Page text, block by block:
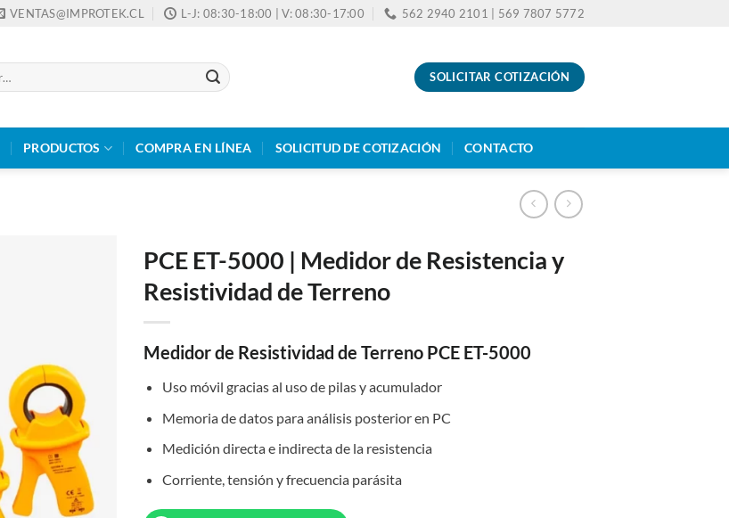
VENTAS@IMPROTEK.CL L-J: 08:30-18:00 | V: 08:30-17:00 562 2940 2101 | 569 7807 5772
SOLICITAR COTIZACIÓN
PRODUCTOS COMPRA EN LÍNEA SOLICITUD DE COTIZACIÓN CONTACTO
PCE ET-5000 | Medidor de Resistencia y
Resistividad de Terreno
Medidor de Resistividad de Terreno PCE ET-5000
Uso móvil gracias al uso de pilas y acumulador
Memoria de datos para análisis posterior en PC
Medición directa e indirecta de la resistencia
Corriente, tensión y frecuencia parásita